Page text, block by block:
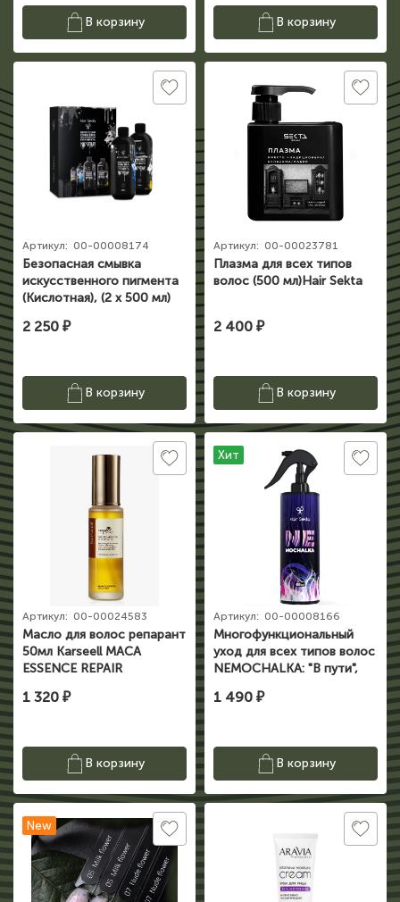
В корзину В корзину
Артикул: 00-00008174
Безопасная смывка
искусственного пигмента
(Кислотная), (2 х 500 мл)
2 250 ₽
В корзину
Артикул: 00-00023781
Плазма для всех типов
волос (500 мл)Hair Sekta
2 400 ₽
В корзину
Артикул: 00-00024583
Масло для волос репарант
50мл Karseell MACA
ESSENCE REPAIR
1 320 ₽
В корзину
Хит
Артикул: 00-00008166
Многофункциональный
уход для всех типов волос
NEMOCHALKA: "В пути",
1 490 ₽
В корзину
New